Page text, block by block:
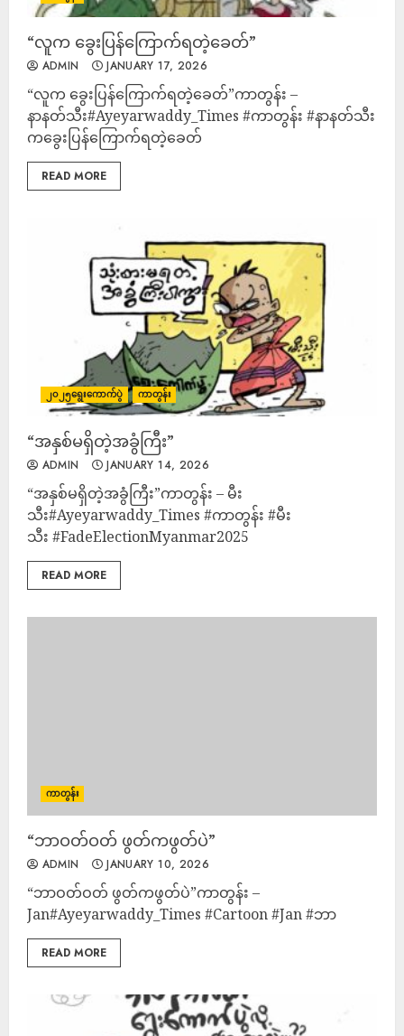
“လူက ခွေးပြန်ကြောက်ရတဲ့ခေတ်”
ADMIN JANUARY 17, 2026
“လူက ခွေးပြန်ကြောက်ရတဲ့ခေတ်”ကာတွန်း –
နာနတ်သီး#Ayeyarwaddy_Times #ကာတွန်း #နာနတ်သီး #လူ
ကခွေးပြန်ကြောက်ရတဲ့ခေတ်
READ MORE
၂၀၂၅ရွေးကောက်ပွဲ ကာတွန်း
“အနှစ်မရှိတဲ့အခွံကြီး”
ADMIN JANUARY 14, 2026
“အနှစ်မရှိတဲ့အခွံကြီး”ကာတွန်း – မီး
သီး#Ayeyarwaddy_Times #ကာတွန်း #မီး
သီး #FadeElectionMyanmar2025
READ MORE
ကာတွန်း
“ဘာဝတ်ဝတ် ဖွတ်ကဖွတ်ပဲ”
ADMIN JANUARY 10, 2026
“ဘာဝတ်ဝတ် ဖွတ်ကဖွတ်ပဲ”ကာတွန်း –
Jan#Ayeyarwaddy_Times #Cartoon #Jan #ဘာ
READ MORE